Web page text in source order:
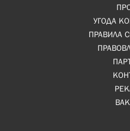
УГОДА
ПРАВИЛА